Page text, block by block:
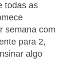
todas as
semana com
para 2,
algo